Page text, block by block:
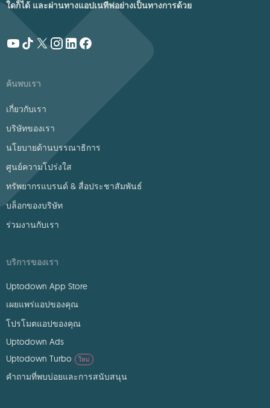
ใดก็ได้ และผ่านทางแอปเนทีฟอย่างเป็นทางการด้วย
ค้นพบเรา
เกี่ยวกับเรา
บริษัทของเรา
นโยบายด้านบรรณาธิการ
ศูนย์ความโปร่งใส
ทรัพยากรแบรนด์ & สื่อประชาสัมพันธ์
บล็อกของบริษัท
ร่วมงานกับเรา
บริการของเรา
Uptodown App Store
เผยแพร่แอปของคุณ
โปรโมตแอปของคุณ
Uptodown Ads
Uptodown Turbo
ใหม่
คำถามที่พบบ่อยและการสนับสนุน